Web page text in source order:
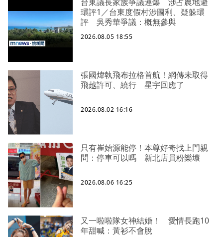
環評1／台東度假村涉圖利、疑躲環
評 吳秀華爭議：概無參與
2026.08.05 18:55
張國煒執飛布拉格首航！網傳未取得
飛越許可、繞行 星宇回應了
2026.08.02 16:16
只有崔始源能停！本尊好奇找上門親
問：停車可以嗎 新北店員粉樂壞
2026.08.06 16:25
又一啦啦隊女神結婚！ 愛情長跑10
年甜喊：黃衫不會脫